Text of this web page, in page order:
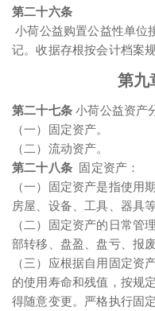
第二十六条
小荷公益购置公益性单位
记。收据存根按会计档案
第九
第二十七条 小荷公益资产
（一）固定资产。
（二）流动资产。
第二十八条 固定资产：
（一）固定资产是指使用
房屋、设备、工具、器具
（二）固定资产的日常管
部转移、盘盈、盘亏、报
（三）应根据自用固定资
的使用寿命和残值，按规
得随意变更。严格执行固